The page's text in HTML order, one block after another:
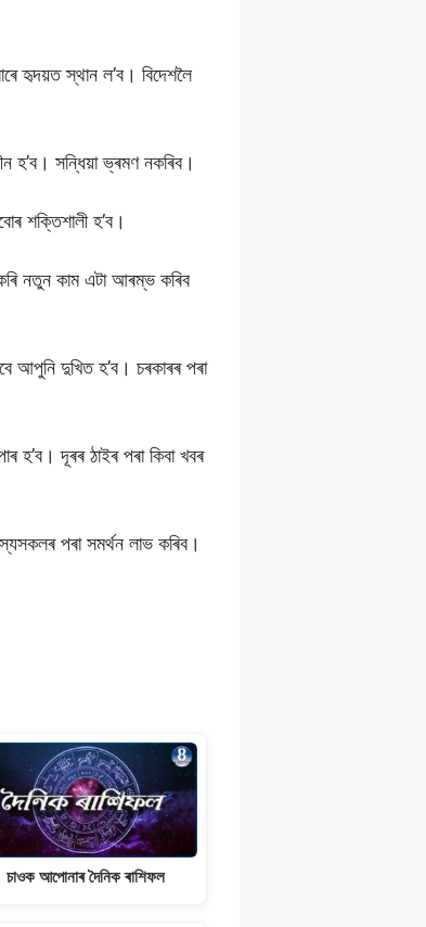
হৃদয়ত স্থান ল’ব। বিদেশলৈ
হ’ব। সন্ধিয়া ভ্ৰমণ নকৰিব।
শক্তিশালী হ’ব।
নতুন কাম এটা আৰম্ভ কৰিব
আপুনি দুখিত হ’ব। চৰকাৰৰ পৰা
দূৰৰ ঠাইৰ পৰা কিবা খবৰ
পৰা সমৰ্থন লাভ কৰিব।
চাওক আপোনাৰ দৈনিক ৰাশিফল